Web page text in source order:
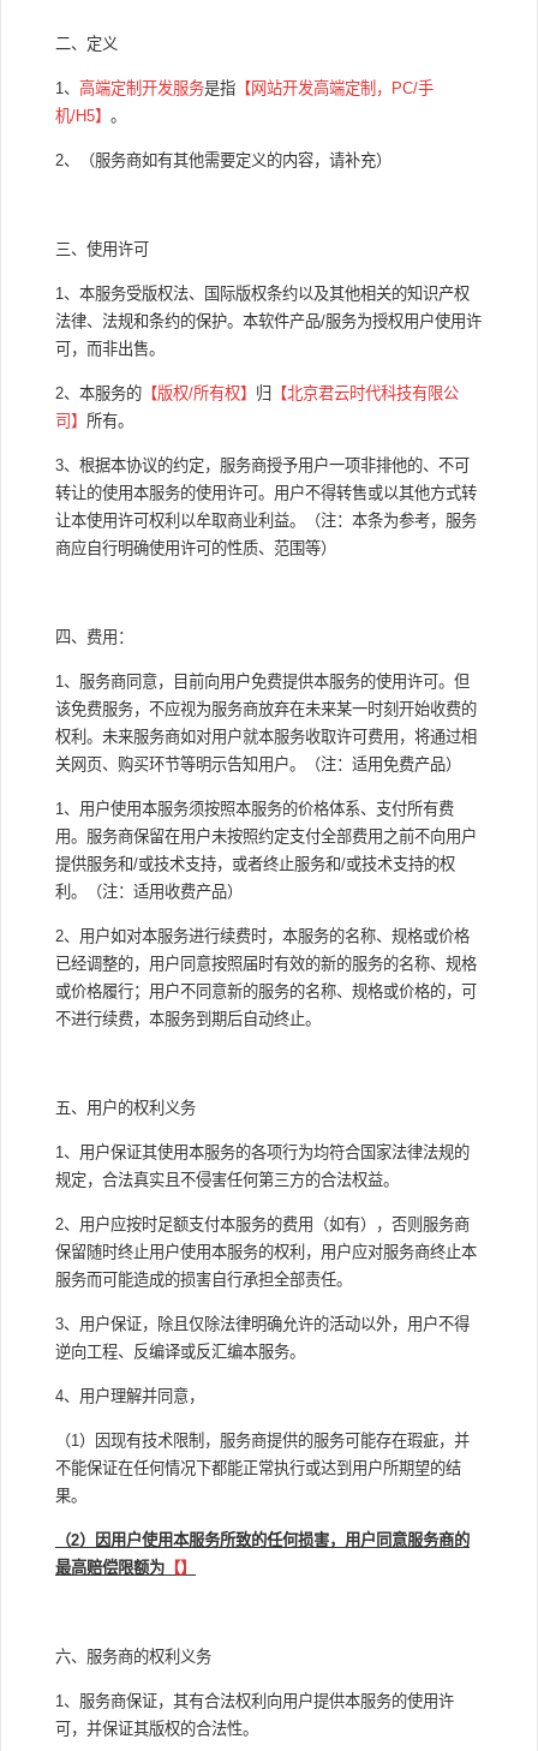
二、定义
1、 高端定制开发服务是指 【网站开发高端定制，PC/手
机/H5】 。
2、（服务商如有其他需要定义的内容，请补充）
三、使用许可
1、本服务受版权法、国际版权条约以及其他相关的知识产权
法律、法规和条约的保护。本软件产品/服务为授权用户使用许
可，而非出售。
2、本服务的 【版权/所有权】 归
【北京君云时代科技有限公
司】 所有。
3、根据本协议的约定，服务商授予用户一项非排他的、不可
转让的使用本服务的使用许可。用户不得转售或以其他方式转
让本使用许可权利以牟取商业利益。（注：本条为参考，服务
商应自行明确使用许可的性质、范围等）
四、费用：
1、服务商同意，目前向用户免费提供本服务的使用许可。但
该免费服务，不应视为服务商放弃在未来某一时刻开始收费的
权利。未来服务商如对用户就本服务收取许可费用，将通过相
关网页、购买环节等明示告知用户。（注：适用免费产品）
1、用户使用本服务须按照本服务的价格体系、支付所有费
用。服务商保留在用户未按照约定支付全部费用之前不向用户
提供服务和/或技术支持，或者终止服务和/或技术支持的权
利。（注：适用收费产品）
2、用户如对本服务进行续费时，本服务的名称、规格或价格
已经调整的，用户同意按照届时有效的新的服务的名称、规格
或价格履行；用户不同意新的服务的名称、规格或价格的，可
不进行续费，本服务到期后自动终止。
五、用户的权利义务
1、用户保证其使用本服务的各项行为均符合国家法律法规的
规定，合法真实且不侵害任何第三方的合法权益。
2、用户应按时足额支付本服务的费用（如有），否则服务商
保留随时终止用户使用本服务的权利，用户应对服务商终止本
服务而可能造成的损害自行承担全部责任。
3、用户保证，除且仅除法律明确允许的活动以外，用户不得
逆向工程、反编译或反汇编本服务。
4、用户理解并同意，
（1）因现有技术限制，服务商提供的服务可能存在瑕疵，并
不能保证在任何情况下都能正常执行或达到用户所期望的结
果。
（2）因用户使用本服务所致的任何损害，用户同意服务商的
最高赔偿限额为 【】
六、服务商的权利义务
1、服务商保证，其有合法权利向用户提供本服务的使用许
可，并保证其版权的合法性。